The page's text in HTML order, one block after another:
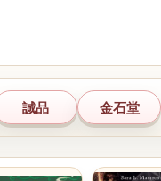
誠品 金石堂